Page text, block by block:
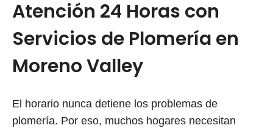
Atención 24 Horas con
Servicios de Plomería en
Moreno Valley
El horario nunca detiene los problemas de
plomería. Por eso, muchos hogares necesitan